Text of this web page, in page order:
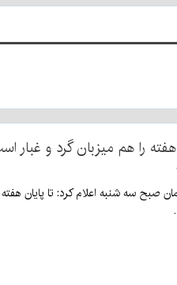
را هم میزبان گرد و غبار
صبح سه شنبه اعلام کرد: تا پایان